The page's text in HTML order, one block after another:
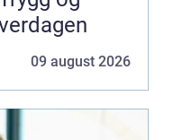
09 august 2026